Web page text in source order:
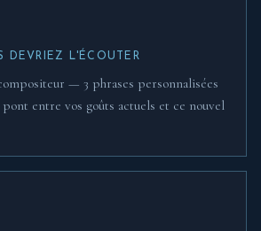
DEVRIEZ L'ÉCOUTER
— 3 phrases personnalisées
entre vos goûts actuels et ce nouvel